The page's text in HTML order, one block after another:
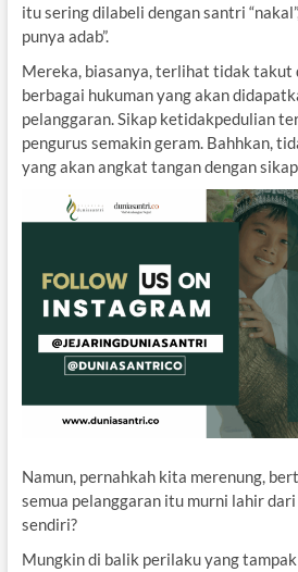
itu sering dilabeli dengan santri
punya adab”.
Mereka, biasanya, terlihat tidak takut
berbagai hukuman yang akan
pelanggaran. Sikap ketidakpedulian
pengurus semakin geram. Bahhkan,
yang akan angkat tangan dengan
Namun, pernahkah kita merenung,
semua pelanggaran itu murni lahir
sendiri?
Mungkin di balik perilaku yang